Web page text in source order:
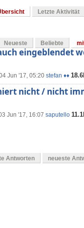
Letzte Aktivität
Neueste Beliebte
eingeblendet
Jun '17, 05:20 stefan ♦♦
nicht / nicht
Jun '17, 16:07 saputello
Antworten neueste